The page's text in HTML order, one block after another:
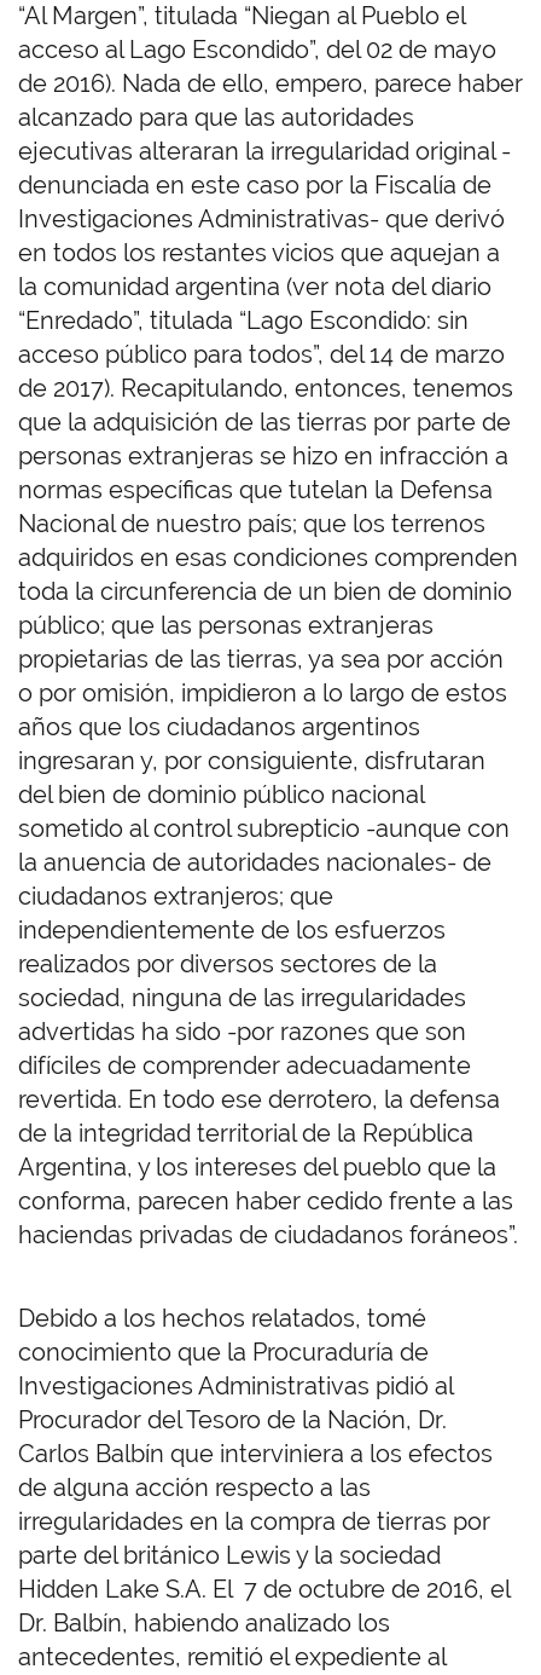
“Al Margen”, titulada “Niegan al Pueblo el
acceso al Lago Escondido”, del 02 de mayo
de 2016). Nada de ello, empero, parece haber
alcanzado para que las autoridades
ejecutivas alteraran la irregularidad original -
denunciada en este caso por la Fiscalía de
Investigaciones Administrativas- que derivó
en todos los restantes vicios que aquejan a
la comunidad argentina (ver nota del diario
“Enredado”, titulada “Lago Escondido: sin
acceso público para todos”, del 14 de marzo
de 2017). Recapitulando, entonces, tenemos
que la adquisición de las tierras por parte de
personas extranjeras se hizo en infracción a
normas específicas que tutelan la Defensa
Nacional de nuestro país; que los terrenos
adquiridos en esas condiciones comprenden
toda la circunferencia de un bien de dominio
público; que las personas extranjeras
propietarias de las tierras, ya sea por acción
o por omisión, impidieron a lo largo de estos
años que los ciudadanos argentinos
ingresaran y, por consiguiente, disfrutaran
del bien de dominio público nacional
sometido al control subrepticio -aunque con
la anuencia de autoridades nacionales- de
ciudadanos extranjeros; que
independientemente de los esfuerzos
realizados por diversos sectores de la
sociedad, ninguna de las irregularidades
advertidas ha sido -por razones que son
difíciles de comprender adecuadamente
revertida. En todo ese derrotero, la defensa
de la integridad territorial de la República
Argentina, y los intereses del pueblo que la
conforma, parecen haber cedido frente a las
haciendas privadas de ciudadanos foráneos”.
Debido a los hechos relatados, tomé
conocimiento que la Procuraduría de
Investigaciones Administrativas pidió al
Procurador del Tesoro de la Nación, Dr.
Carlos Balbín que interviniera a los efectos
de alguna acción respecto a las
irregularidades en la compra de tierras por
parte del británico Lewis y la sociedad
Hidden Lake S.A. El 7 de octubre de 2016, el
Dr. Balbín, habiendo analizado los
antecedentes, remitió el expediente al